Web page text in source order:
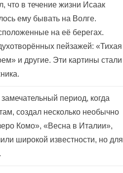
что в течение жизни Исаак
ему бывать на Волге.
на её берегах.
пейзажей: «Тихая
и другие. Эти картины стали
период, когда
создал несколько необычно
Комо», «Весна в Италии»,
широкой известности, но для